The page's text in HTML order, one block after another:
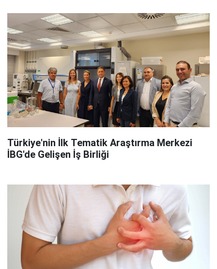
Türkiye'nin İlk Tematik Araştırma Merkezi
İBG'de Gelişen İş Birliği